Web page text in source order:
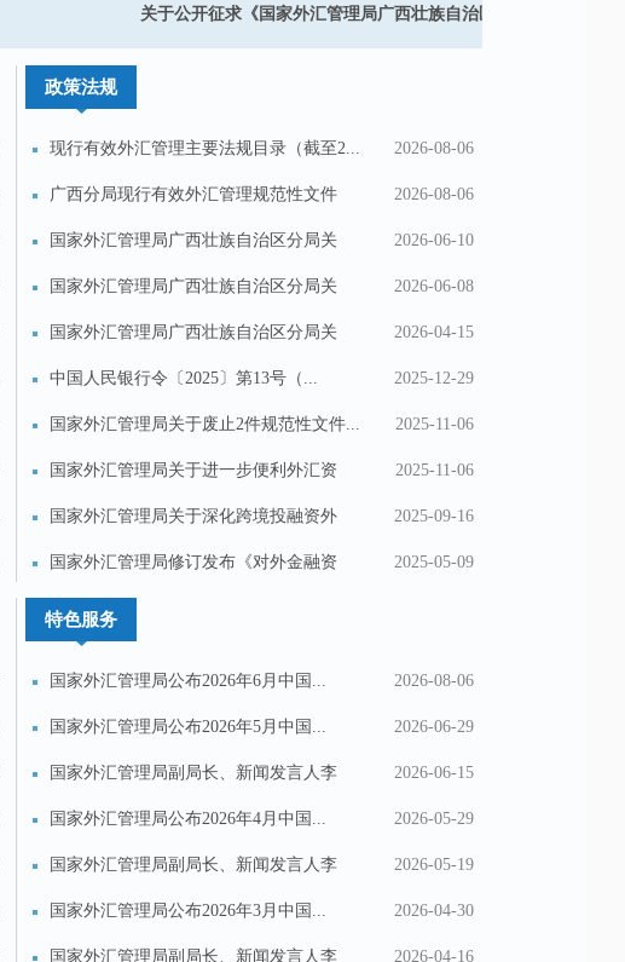
2026-05-19
2026-05-19
关于公开征求《国家外汇管理局广西壮族自治区分局关于在中国
政策法规
现行有效外汇管理主要法规目录（截至2... 2026-08-06
广西分局现行有效外汇管理规范性文件
（...
2026-08-06
国家外汇管理局广西壮族自治区分局关
于...
2026-06-10
国家外汇管理局广西壮族自治区分局关
于...
2026-06-08
国家外汇管理局广西壮族自治区分局关
于...
2026-04-15
中国人民银行令〔2025〕第13号（... 2025-12-29
国家外汇管理局关于废止2件规范性文件... 2025-11-06
国家外汇管理局关于进一步便利外汇资
金...
2025-11-06
国家外汇管理局关于深化跨境投融资外
汇...
2025-09-16
国家外汇管理局修订发布《对外金融资
产...
2025-05-09
特色服务
国家外汇管理局公布2026年6月中国... 2026-08-06
国家外汇管理局公布2026年5月中国... 2026-06-29
国家外汇管理局副局长、新闻发言人李
斌...
2026-06-15
国家外汇管理局公布2026年4月中国... 2026-05-29
国家外汇管理局副局长、新闻发言人李
斌...
2026-05-19
国家外汇管理局公布2026年3月中国... 2026-04-30
国家外汇管理局副局长、新闻发言人李 2026-04-16